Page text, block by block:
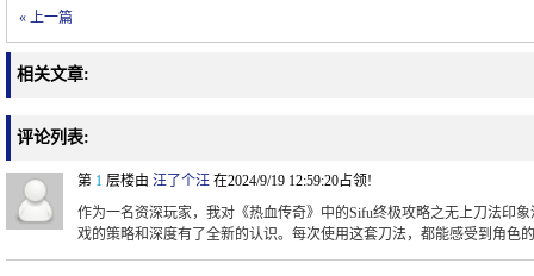
« 上一篇
相关文章:
评论列表:
第 1 层楼由 汪了个汪 在2024/9/19 12:59:20占领!
作为一名资深玩家，我对《热血传奇》中的Sifu终极攻略之无上刀法印
戏的策略和深度有了全新的认识。每次使用这套刀法，都能感受到角色